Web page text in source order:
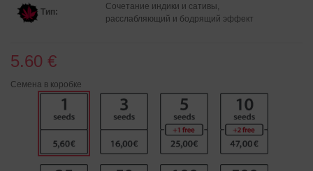
Тип:
Сочетание индики и сативы,
расслабляющий и бодрящий эффект
5.60 €
Семена в коробке